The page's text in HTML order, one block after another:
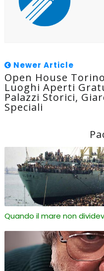
Newer Article
Open House
Luoghi Aperti
Palazzi Storici,
Speciali
Quando il mare non